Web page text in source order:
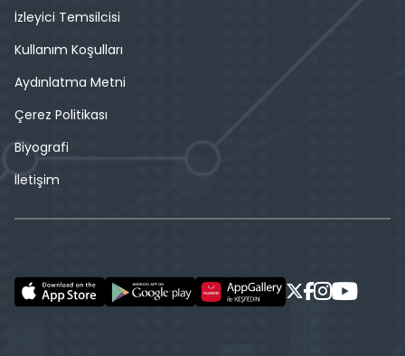
İzleyici Temsilcisi
Kullanım Koşulları
Aydınlatma Metni
Çerez Politikası
Biyografi
İletişim